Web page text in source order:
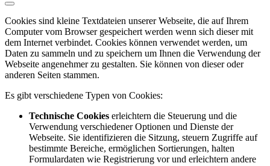
Cookies sind kleine Textdateien unserer Webseite, die auf Ihrem
Computer vom Browser gespeichert werden wenn sich dieser mit
dem Internet verbindet. Cookies können verwendet werden, um
Daten zu sammeln und zu speichern um Ihnen die Verwendung der
Webseite angenehmer zu gestalten. Sie können von dieser oder
anderen Seiten stammen.
Es gibt verschiedene Typen von Cookies:
Technische Cookies erleichtern die Steuerung und die
Verwendung verschiedener Optionen und Dienste der
Webseite. Sie identifizieren die Sitzung, steuern Zugriffe auf
bestimmte Bereiche, ermöglichen Sortierungen, halten
Formulardaten wie Registrierung vor und erleichtern andere